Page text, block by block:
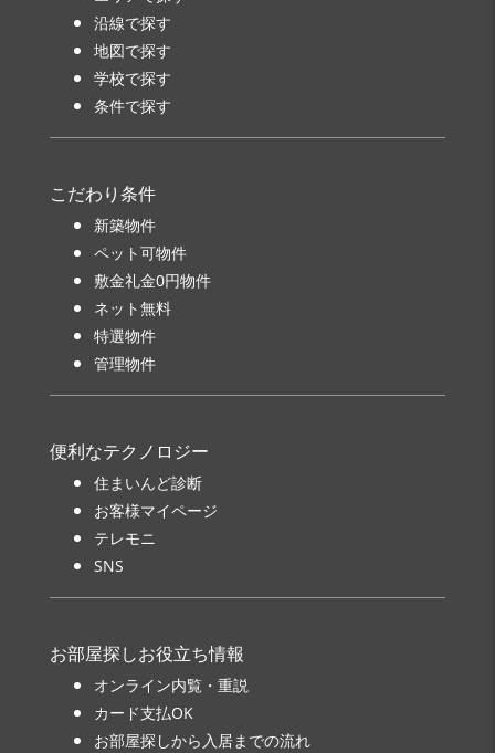
沿線で探す
地図で探す
学校で探す
条件で探す
こだわり条件
新築物件
ペット可物件
敷金礼金0円物件
ネット無料
特選物件
管理物件
便利なテクノロジー
住まいんど診断
お客様マイページ
テレモニ
SNS
お部屋探しお役立ち情報
オンライン内覧・重説
カード支払OK
お部屋探しから入居までの流れ